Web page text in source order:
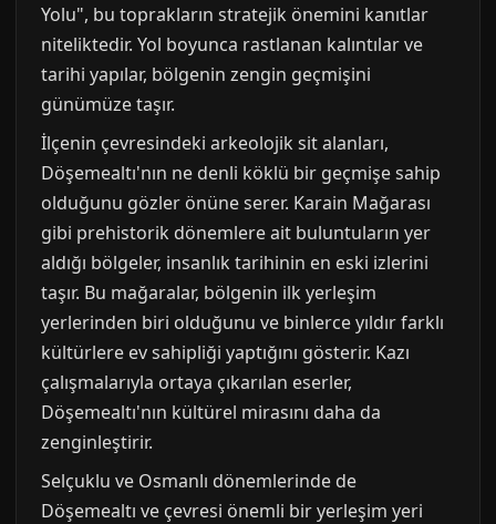
Yolu", bu toprakların stratejik önemini kanıtlar
niteliktedir. Yol boyunca rastlanan kalıntılar ve
tarihi yapılar, bölgenin zengin geçmişini
günümüze taşır.
İlçenin çevresindeki arkeolojik sit alanları,
Döşemealtı'nın ne denli köklü bir geçmişe sahip
olduğunu gözler önüne serer. Karain Mağarası
gibi prehistorik dönemlere ait buluntuların yer
aldığı bölgeler, insanlık tarihinin en eski izlerini
taşır. Bu mağaralar, bölgenin ilk yerleşim
yerlerinden biri olduğunu ve binlerce yıldır farklı
kültürlere ev sahipliği yaptığını gösterir. Kazı
çalışmalarıyla ortaya çıkarılan eserler,
Döşemealtı'nın kültürel mirasını daha da
zenginleştirir.
Selçuklu ve Osmanlı dönemlerinde de
Döşemealtı ve çevresi önemli bir yerleşim yeri